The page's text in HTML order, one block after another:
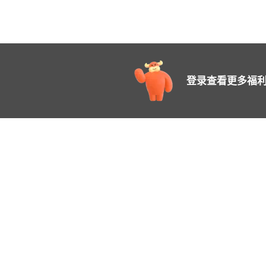
登录查看更多福